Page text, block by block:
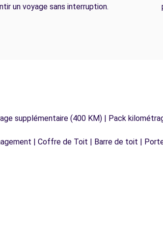
un voyage sans interruption.
supplémentaire (400 KM) | Pack
| Coffre de Toit | Barre de toit |